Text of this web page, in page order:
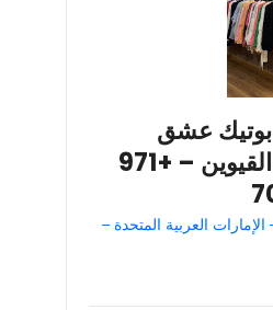
عشق
الموضة – أم القيوين – +971
العربية المتحدة –